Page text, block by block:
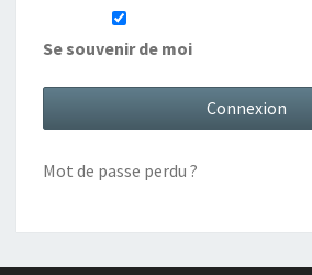
Se souvenir de moi
Mot de passe perdu ?